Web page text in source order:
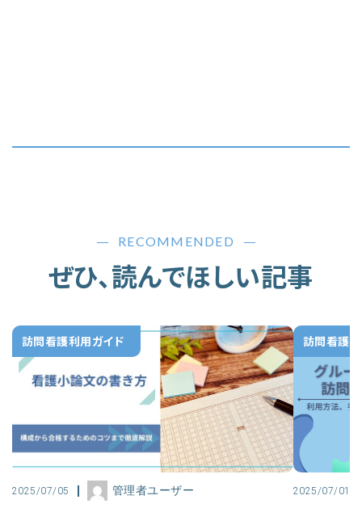
RECOMMENDED
ぜひ、読んでほしい記事
訪問看護利用ガイド
2025/07/05 管理者ユーザー
訪問看護
2025/07/01